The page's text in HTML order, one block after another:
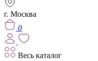
г. Москва
0
Весь каталог